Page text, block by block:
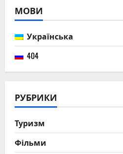
МОВИ
Українська
404
РУБРИКИ
Туризм
Фільми